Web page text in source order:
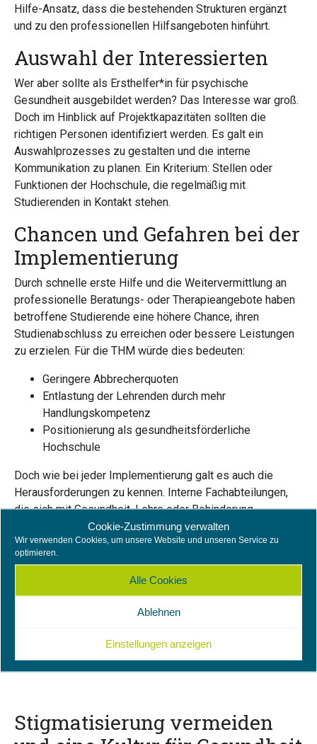
Cookie-Zustimmung verwalten
Wir verwenden Cookies, um unsere Website und unseren Service zu
optimieren.
Alle Cookies
Ablehnen
Einstellungen anzeigen
Hilfe-Ansatz, dass die bestehenden Strukturen ergänzt
und zu den professionellen Hilfsangeboten hinführt.
Auswahl der Interessierten
Wer aber sollte als Ersthelfer*in für psychische
Gesundheit ausgebildet werden? Das Interesse war groß.
Doch im Hinblick auf Projektkapazitäten sollten die
richtigen Personen identifiziert werden. Es galt ein
Auswahlprozesses zu gestalten und die interne
Kommunikation zu planen. Ein Kriterium: Stellen oder
Funktionen der Hochschule, die regelmäßig mit
Studierenden in Kontakt stehen.
Chancen und Gefahren bei der
Implementierung
Durch schnelle erste Hilfe und die Weitervermittlung an
professionelle Beratungs- oder Therapieangebote haben
betroffene Studierende eine höhere Chance, ihren
Studienabschluss zu erreichen oder bessere Leistungen
zu erzielen. Für die THM würde dies bedeuten:
Geringere Abbrecherquoten
Entlastung der Lehrenden durch mehr
Handlungskompetenz
Positionierung als gesundheitsförderliche
Hochschule
Doch wie bei jeder Implementierung galt es auch die
Herausforderungen zu kennen. Interne Fachabteilungen,
die sich mit Gesundheit, Lehre oder Behinderung
befassen, und die Studierendenvertretung wurden stark
bei der Identifikation möglicher Gefahren eingebunden. Ein
Ergebnis: Die engagierten Ersthelfer*innen dürften nicht
überfordert werden – um ihre eigene Gesundheit zu
schützen. Regelmäßige Austauschtreffen sollten daher
zur Schärfung des Rollenbewusstseins dienen,
sichern und Supervisionsangebote Entlastung bieten.
Stigmatisierung vermeiden